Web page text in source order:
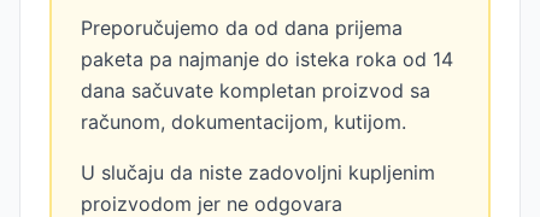
Preporučujemo da od dana prijema
paketa pa najmanje do isteka roka od 14
dana sačuvate kompletan proizvod sa
računom, dokumentacijom, kutijom.
U slučaju da niste zadovoljni kupljenim
proizvodom jer ne odgovara